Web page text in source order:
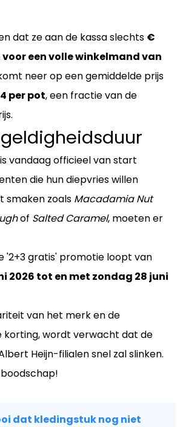
dat ze aan de kassa slechts €
een volle winkelmand van
neer op een gemiddelde prijs
per pot, een fractie van de
vandaag officieel van start
die hun diepvries willen
smaken zoals Macadamia Nut
of Salted Caramel, moeten er
'2+3 gratis' promotie loopt van
2026 tot en met zondag 28 juni
van het merk en de
korting, wordt verwacht dat de
Heijn-filialen snel zal slinken.
boodschap!
dat kledingstuk nog niet